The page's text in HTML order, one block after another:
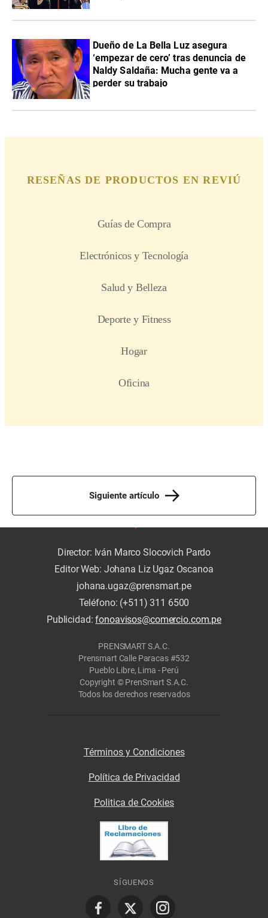
Dueño de La Bella Luz asegura
‘empezar de cero’ tras denuncia de
Naldy Saldaña: Mucha gente va a
perder su trabajo
Siguiente artículo
Director: Iván Marco Slocovich Pardo
Editor Web: Johana Liz Ugaz Oscanoa
johana.ugaz@prensmart.pe
Teléfono: (+511) 311 6500
Publicidad:fonoavisos@comercio.com.pe
PRENSMART S.A.C.
Prensmart Calle Paracas #532
Pueblo Libre, Lima - Perú
Copyright © PrenSmart S.A.C.
Todos los derechos reservados
Términos y Condiciones
Política de Privacidad
Politica de Cookies
SÍGUENOS